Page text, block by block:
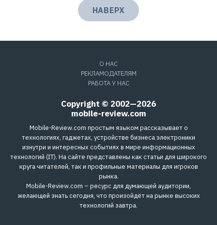
НАВЕРХ
О НАС
РЕКЛАМОДАТЕЛЯМ
РАБОТА У НАС
Copyright © 2002—2026
mobile-review.com
Mobile-Review.com простым языком рассказывает о
технологиях, гаджетах, устройстве бизнеса электроники
изнутри и интересных событиях в мире информационных
технологий (IT). На сайте представлены как статьи для широкого
круга читателей, так и профильные материалы для игроков
рынка.
Mobile-Review.com – ресурс для думающей аудитории,
желающей знать сегодня, что произойдёт на рынке высоких
технологий завтра.